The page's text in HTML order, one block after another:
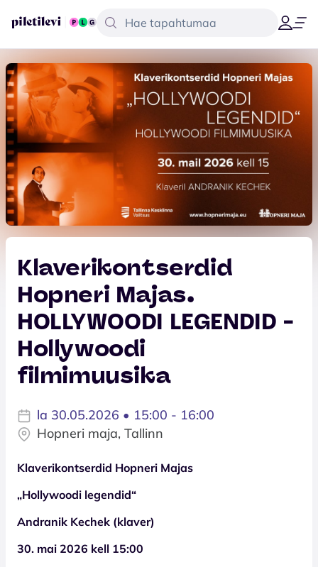
Klaverikontserdid
Hopneri Majas.
HOLLYWOODI LEGENDID -
Hollywoodi
filmimuusika
la 30.05.2026 • 15:00 - 16:00
Hopneri maja, Tallinn
Klaverikontserdid Hopneri Majas
„Hollywoodi legendid“
Andranik Kechek (klaver)
30. mai 2026 kell 15:00